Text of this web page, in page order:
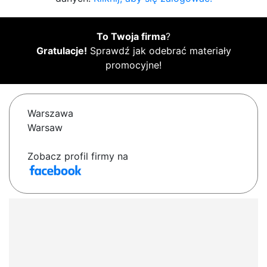
To Twoja firma?
Gratulacje! Sprawdź jak odebrać materiały
promocyjne!
Warszawa
Warsaw
Zobacz profil firmy na